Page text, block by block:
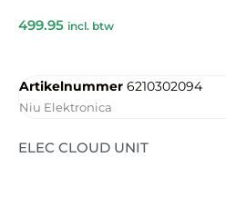
499.95 incl. btw
Artikelnummer 6210302094
Niu Elektronica
ELEC CLOUD UNIT